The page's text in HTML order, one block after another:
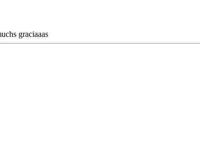
graciaaas